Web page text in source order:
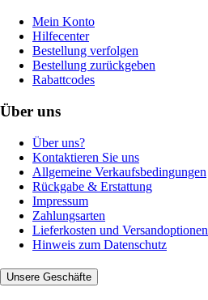
Mein Konto
Hilfecenter
Bestellung verfolgen
Bestellung zurückgeben
Rabattcodes
Über uns
Über uns?
Kontaktieren Sie uns
Allgemeine Verkaufsbedingungen
Rückgabe & Erstattung
Impressum
Zahlungsarten
Lieferkosten und Versandoptionen
Hinweis zum Datenschutz
Unsere Geschäfte